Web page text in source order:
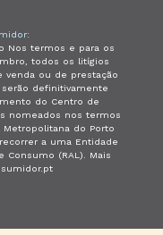
Nos termos e para os
todos os litígios
ou de prestação
definitivamente
do Centro de
nomeados nos termos
do Porto
a uma Entidade
Consumo (RAL). Mais